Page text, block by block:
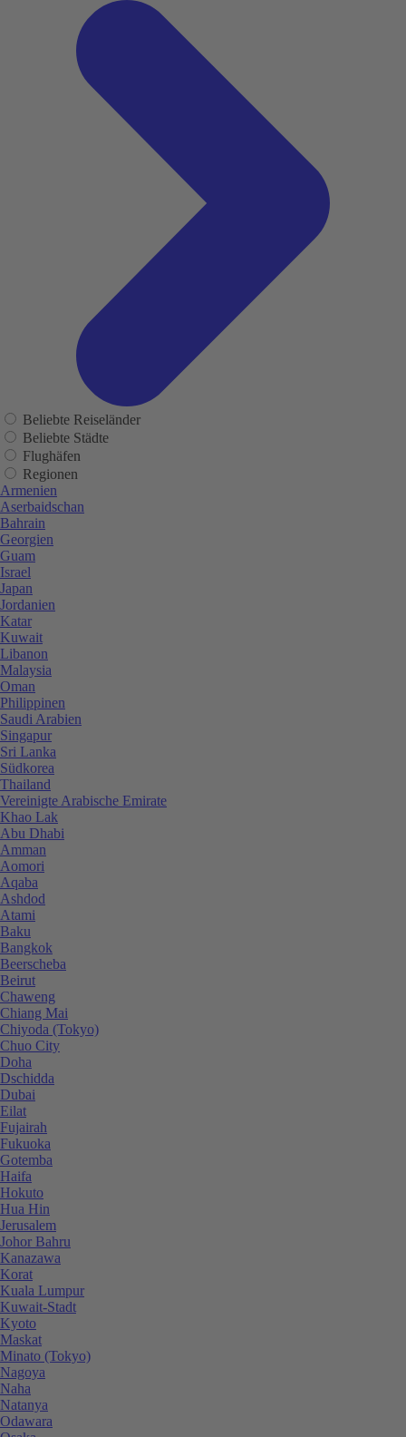
Beliebte Reiseländer
Beliebte Städte
Flughäfen
Regionen
Armenien
Aserbaidschan
Bahrain
Georgien
Guam
Israel
Japan
Jordanien
Katar
Kuwait
Libanon
Malaysia
Oman
Philippinen
Saudi Arabien
Singapur
Sri Lanka
Südkorea
Thailand
Vereinigte Arabische Emirate
Khao Lak
Abu Dhabi
Amman
Aomori
Aqaba
Ashdod
Atami
Baku
Bangkok
Beerscheba
Beirut
Chaweng
Chiang Mai
Chiyoda (Tokyo)
Chuo City
Doha
Dschidda
Dubai
Eilat
Fujairah
Fukuoka
Gotemba
Haifa
Hokuto
Hua Hin
Jerusalem
Johor Bahru
Kanazawa
Korat
Kuala Lumpur
Kuwait-Stadt
Kyoto
Maskat
Minato (Tokyo)
Nagoya
Naha
Natanya
Odawara